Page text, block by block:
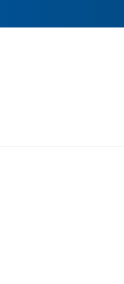
ai contenuti